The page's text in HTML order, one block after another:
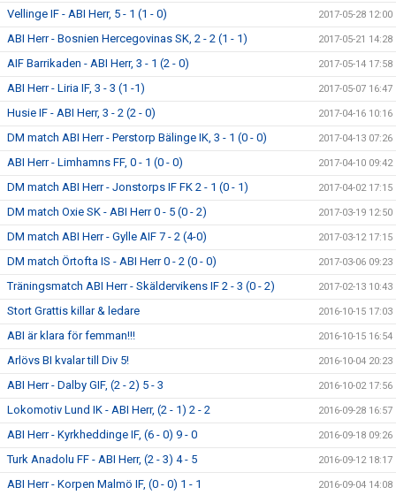
Vellinge IF - ABI Herr, 5 - 1 (1 - 0) 2017-05-28 12:00
ABI Herr - Bosnien Hercegovinas SK, 2 - 2 (1 - 1) 2017-05-21 14:28
AIF Barrikaden - ABI Herr, 3 - 1 (2 - 0) 2017-05-14 17:58
ABI Herr - Liria IF, 3 - 3 (1 -1) 2017-05-07 16:47
Husie IF - ABI Herr, 3 - 2 (2 - 0) 2017-04-16 10:16
DM match ABI Herr - Perstorp Bälinge IK, 3 - 1 (0 - 0) 2017-04-13 07:26
ABI Herr - Limhamns FF, 0 - 1 (0 - 0) 2017-04-10 09:42
DM match ABI Herr - Jonstorps IF FK 2 - 1 (0 - 1) 2017-04-02 17:15
DM match Oxie SK - ABI Herr 0 - 5 (0 - 2) 2017-03-19 12:50
DM match ABI Herr - Gylle AIF 7 - 2 (4-0) 2017-03-12 17:15
DM match Örtofta IS - ABI Herr 0 - 2 (0 - 0) 2017-03-06 09:23
Träningsmatch ABI Herr - Skäldervikens IF 2 - 3 (0 - 2) 2017-02-13 10:43
Stort Grattis killar & ledare 2016-10-15 17:03
ABI är klara för femman!!! 2016-10-15 16:54
Arlövs BI kvalar till Div 5! 2016-10-04 20:23
ABI Herr - Dalby GIF, (2 - 2) 5 - 3 2016-10-02 17:56
Lokomotiv Lund IK - ABI Herr, (2 - 1) 2 - 2 2016-09-28 16:57
ABI Herr - Kyrkheddinge IF, (6 - 0) 9 - 0 2016-09-18 09:26
Turk Anadolu FF - ABI Herr, (2 - 3) 4 - 5 2016-09-12 18:17
ABI Herr - Korpen Malmö IF, (0 - 0) 1 - 1 2016-09-04 14:08